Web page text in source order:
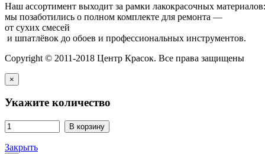
Наш ассортимент выходит за рамки лакокрасочных
мы позаботились о полном комплекте для ремонта —
от сухих смесей
и шпатлёвок до обоев и профессиональных инструментов.
Copyright © 2011-2018 Центр Красок. Все права защищены
×
Укажите количество
В корзину
Закрыть